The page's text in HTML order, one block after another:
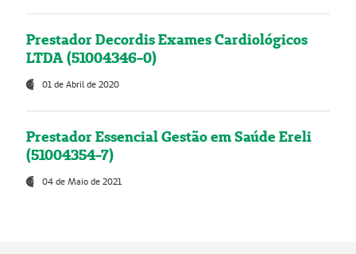
Prestador Decordis Exames Cardiológicos
LTDA (51004346-0)
01 de Abril de 2020
Prestador Essencial Gestão em Saúde Ereli
(51004354-7)
04 de Maio de 2021